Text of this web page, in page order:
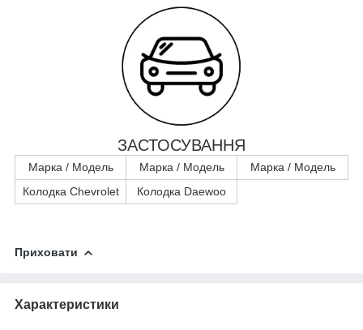
ЗАСТОСУВАННЯ
Марка / Модель Марка / Модель
Марка / Модель
Колодка Chevrolet
Колодка Daewoo
Приховати
Характеристики